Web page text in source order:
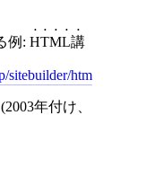
例: HTML講
sitebuilder/htm
(2003年付け、